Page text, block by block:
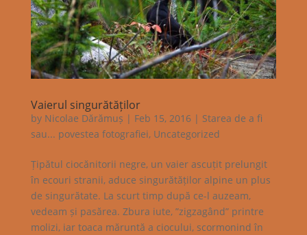
Vaierul singurătăților
by Nicolae Dărămuș | Feb 15, 2016| Starea de a fi
sau... povestea fotografiei, Uncategorized
Țipătul ciocănitorii negre, un vaier ascuțit prelungit
în ecouri stranii, aduce singurătăților alpine un plus
de singurătate. La scurt timp după ce-l auzeam,
vedeam și pasărea. Zbura iute, ”zigzagând” printre
molizi, iar toaca măruntă a ciocului, scormonind în